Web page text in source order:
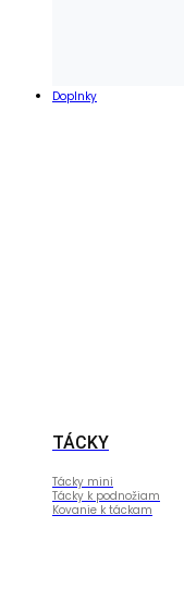
Doplnky
TÁCKY
Tácky mini
Tácky k podnožiam
Kovanie k táckam